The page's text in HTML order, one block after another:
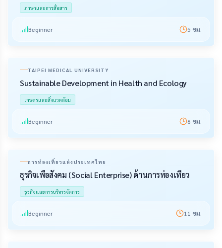
ภาษาและการสื่อสาร
Beginner 5 ชม.
TAIPEI MEDICAL UNIVERSITY
Sustainable Development in Health and Ecology
เกษตรและสิ่งแวดล้อม
Beginner 6 ชม.
การท่องเที่ยวแห่งประเทศไทย
ธุรกิจเพื่อสังคม (Social Enterprise) ด้านการท่องเที่ยว
ธุรกิจและการบริหารจัดการ
Beginner 11 ชม.